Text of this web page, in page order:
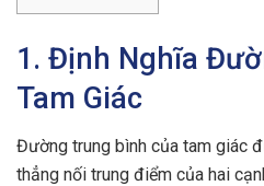
1. Định Nghĩa
Tam Giác
Đường trung bình của tam giác
thẳng nối trung điểm của hai